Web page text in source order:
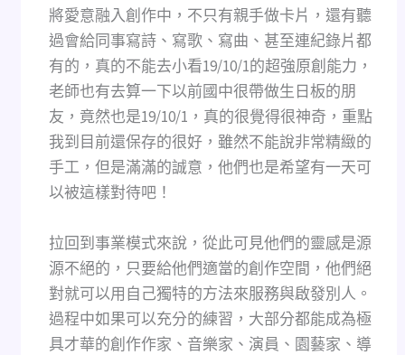
將愛意融入創作中，不只有親手做卡片，還有聽
過會給同事寫詩、寫歌、寫曲、甚至連紀錄片都
有的，真的不能去小看19/10/1的超強原創能力，
老師也有去算一下以前國中很帶做生日板的朋
友，竟然也是19/10/1，真的很覺得很神奇，重點
我到目前還保存的很好，雖然不能說非常精緻的
手工，但是滿滿的誠意，他們也是希望有一天可
以被這樣對待吧！
拉回到事業模式來說，從此可見他們的靈感是源
源不絕的，只要給他們適當的創作空間，他們絕
對就可以用自己獨特的方法來服務與啟發別人。
過程中如果可以充分的練習，大部分都能成為極
具才華的創作作家、音樂家、演員、園藝家、導